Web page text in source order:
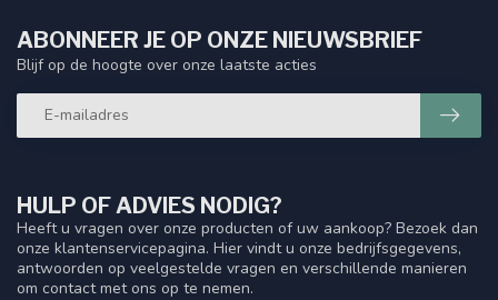
HULP OF ADVIES NODIG?
Heeft u vragen over onze producten of uw aankoop? Bezoek dan
onze klantenservicepagina. Hier vindt u onze bedrijfsgegevens,
antwoorden op veelgestelde vragen en verschillende manieren
om contact met ons op te nemen.
ABONNEER JE OP ONZE NIEUWSBRIEF
Blijf op de hoogte over onze laatste acties